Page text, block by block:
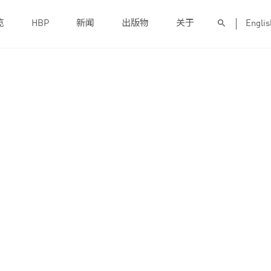
HBP 新闻 出版物 关于